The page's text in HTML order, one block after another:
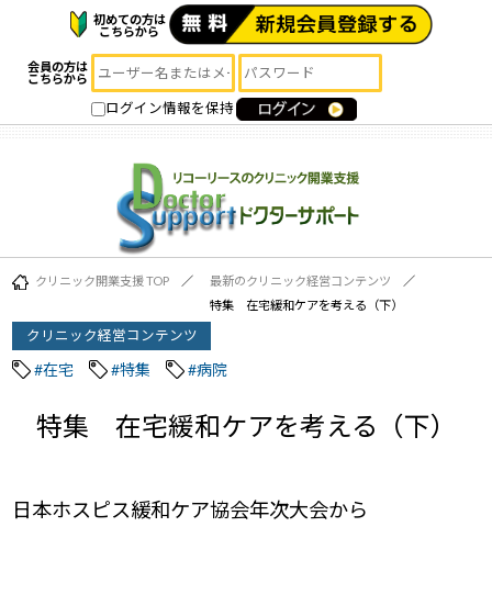
初めての方は
こちらから
会員の方は
こちらから
ログイン情報を保持
クリニック開業支援 TOP
最新のクリニック経営コンテンツ
特集 在宅緩和ケアを考える（下）
クリニック経営コンテンツ
#在宅 #特集 #病院
特集 在宅緩和ケアを考える（下）
日本ホスピス緩和ケア協会年次大会から